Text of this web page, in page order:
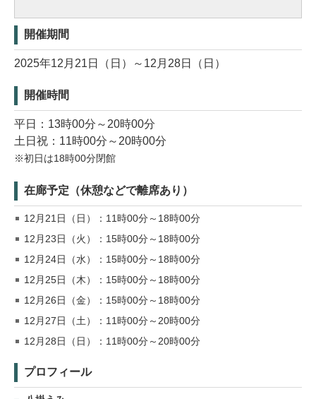
開催期間
2025年12月21日（日）～12月28日（日）
開催時間
平日：13時00分～20時00分
土日祝：11時00分～20時00分
※初日は18時00分閉館
在廊予定（休憩などで離席あり）
12月21日（日）：11時00分～18時00分
12月23日（火）：15時00分～18時00分
12月24日（水）：15時00分～18時00分
12月25日（木）：15時00分～18時00分
12月26日（金）：15時00分～18時00分
12月27日（土）：11時00分～20時00分
12月28日（日）：11時00分～20時00分
プロフィール